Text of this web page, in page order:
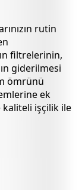
rutin
filtrelerinin,
giderilmesi
ömrünü
ek
kaliteli işçilik ile